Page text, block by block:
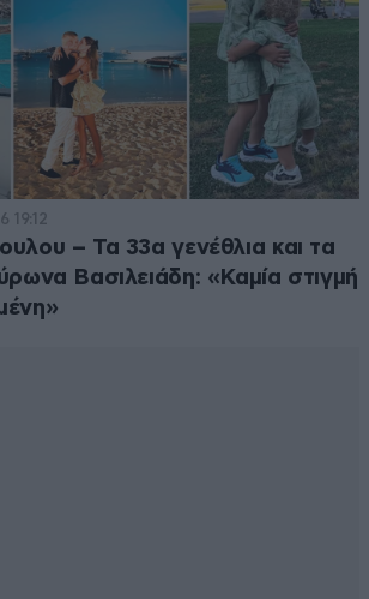
19:12
– Τα 33α γενέθλια και τα
Βασιλειάδη: «Καμία στιγμή